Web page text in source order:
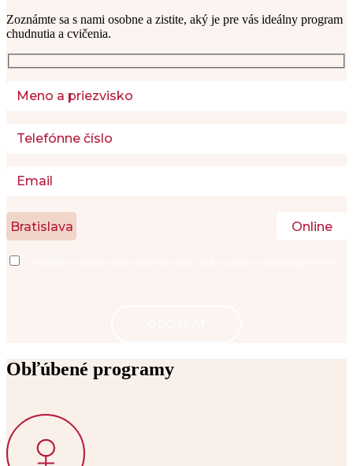
Zoznámte sa s nami osobne a zistite, aký je pre vás ideálny program
chudnutia a cvičenia.
Bratislava Online
Obľúbené programy